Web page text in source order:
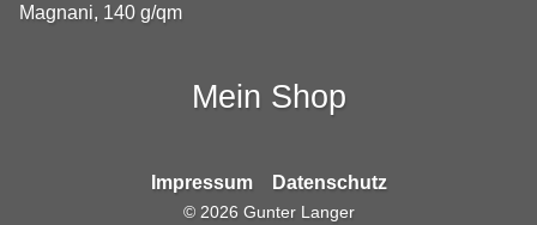
Magnani, 140 g/qm
Impressum Datenschutz
© 2026 Gunter Langer
Mein Shop